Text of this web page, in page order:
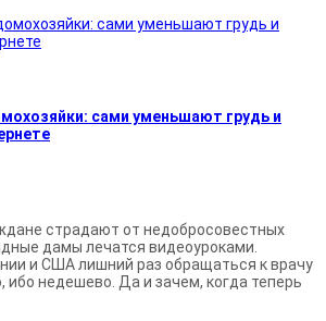
сами уменьшают грудь и
страдают от недобросовестных
дамы лечатся видеоуроками.
и США лишний раз обращаться к врачу
ибо недешево. Да и зачем, когда теперь